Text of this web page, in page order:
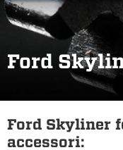
Ford
Ford Skyliner
accessori: